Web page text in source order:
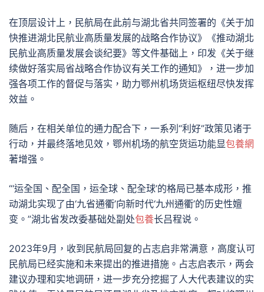
在顶层设计上，民航局在此前与湖北省共同签署的《关于加
快推进湖北民航业高质量发展的战略合作协议》《推动湖北
民航业高质量发展会谈纪要》等文件基础上，印发《关于继
续做好落实局省战略合作协议有关工作的通知》，进一步加
强各项工作的督促与落实，助力鄂州机场货运枢纽尽快发挥
效益。
随后，在相关单位的通力配合下，一系列“利好”政策见诸于
行动，并最终落地见效，鄂州机场的航空货运功能显包養網
著增强。
“‘运全国、配全国，运全球、配全球’的格局已基本成形，推
动湖北实现了由‘九省通衢’向新时代‘九州通衢’的历史性嬗
变。”湖北省发改委基础处副处包養长吕程说。
2023年9月，收到民航局回复的占志启非常满意，高度认可
民航局已经实施和未来提出的推进措施。占志启表示，两会
建议办理和实地调研，进一步充分挖掘了人大代表建议的实